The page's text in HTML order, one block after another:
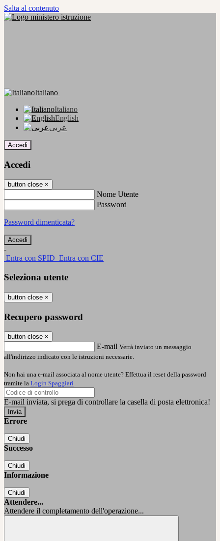
Salta al contenuto
Italiano
Italiano
English
عربى
Accedi
Accedi
button close ×
Nome Utente
Password
Password dimenticata?
-
Entra con SPID Entra con CIE
Seleziona utente
button close ×
Recupero password
button close ×
E-mail Verrà inviato un messaggio
all'indirizzo indicato con le istruzioni necessarie.
Non hai una e-mail associata al nome utente? Effettua il reset della password
tramite la Login Spaggiari
E-mail inviata, si prega di controllare la casella di posta elettronica!
Errore
Chiudi
Successo
Chiudi
Informazione
Chiudi
Attendere...
Attendere il completamento dell'operazione...